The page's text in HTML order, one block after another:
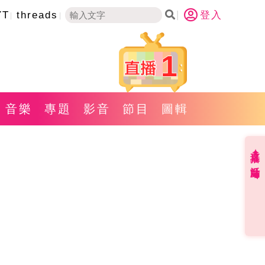
threads 登入
1
音樂 專題 影音 節目 圖輯
直播✦活動